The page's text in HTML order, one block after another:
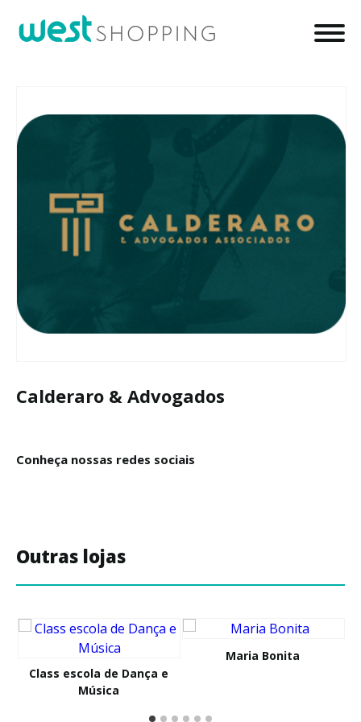
Calderaro & Advogados
Conheça nossas redes sociais
Outras lojas
Class escola de Dança e
Música
Maria Bonita